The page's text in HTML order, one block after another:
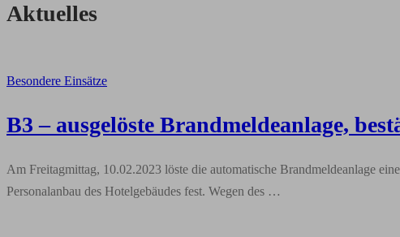
Aktuelles
Besondere Einsätze
B3 – ausgelöste Brandmeldeanlage,
Am Freitagmittag, 10.02.2023 löste die automatische Brandmeldeanlage
Personalanbau des Hotelgebäudes fest. Wegen des …